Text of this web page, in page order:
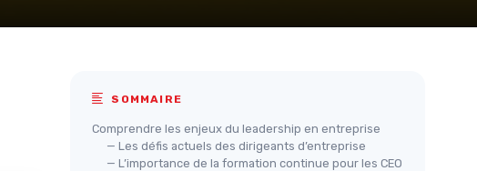
SOMMAIRE
Comprendre les enjeux du leadership en entreprise
— Les défis actuels des dirigeants d’entreprise
— L’importance de la formation continue pour les CEO